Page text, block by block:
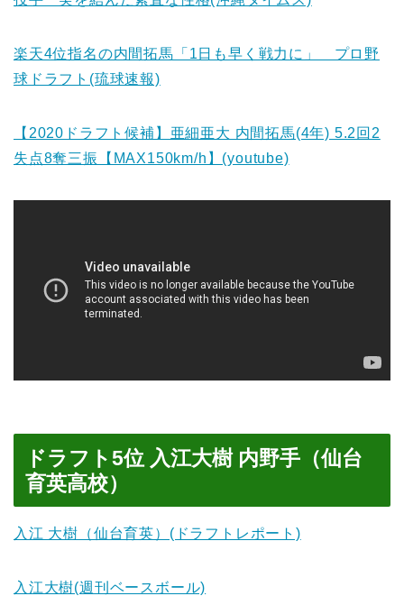
楽天4位指名の内間拓馬「1日も早く戦力に」 プロ野
球ドラフト(琉球速報)
【2020ドラフト候補】亜細亜大 内間拓馬(4年) 5.2回2
失点8奪三振【MAX150km/h】(youtube)
ドラフト5位 入江大樹 内野手（仙台
育英高校）
入江 大樹（仙台育英）(ドラフトレポート)
入江大樹(週刊ベースボール)